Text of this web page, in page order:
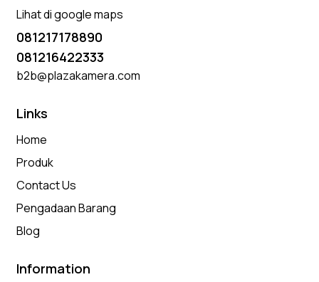
Lihat di google maps
081217178890
081216422333
b2b@plazakamera.com
Links
Home
Produk
Contact Us
Pengadaan Barang
Blog
Information